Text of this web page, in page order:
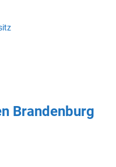
Brandenburg